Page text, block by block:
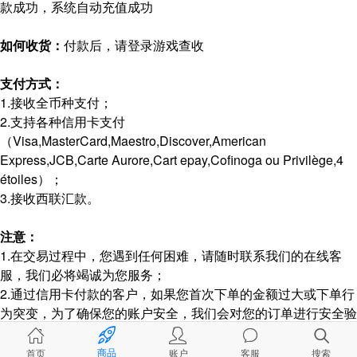
款成功，系统自动充值成功
如何收货： 付款后，请登录游戏查收
支付方式：
1.接收全币种支付；
2.支持各种信用卡支付
（Visa,MasterCard,Maestro,Discover,American
Express,JCB,Carte Aurore,Cart epay,Cofinoga ou Privilège,4
étoiles）；
3.接收西联汇款。
注意：
1.在交易过程中，您遇到任何困难，请随时联系我们的在线客
服，我们必将竭诚为您服务；
2.通过信用卡付款的客户，如果您首次下单的金额过大或下单行
为突变，为了确保您的账户安全，我们会对您的订单进行安全验
证，请谅解。
首页 商品 账户 客服 搜索